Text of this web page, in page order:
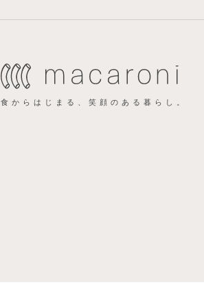
食からはじまる、笑顔のある暮らし。